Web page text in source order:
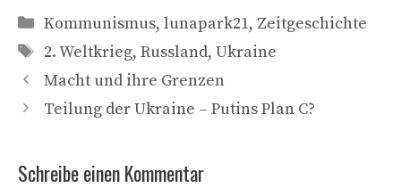
Kategorien
Kommunismus, lunapark21, Zeitgeschichte
Schlagwörter
2. Weltkrieg, Russland, Ukraine
Macht und ihre Grenzen
Teilung der Ukraine – Putins Plan C?
Schreibe einen Kommentar